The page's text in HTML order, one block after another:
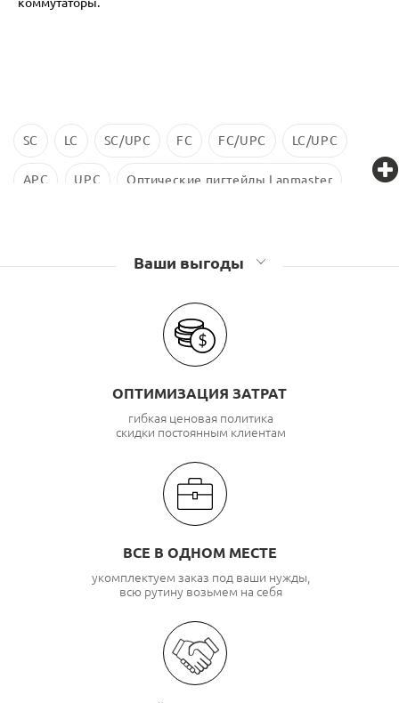
SC LC SC/UPC FC FC/UPC LC/UPC
APC UPC Оптические пигтейлы Lanmaster
Ваши выгоды
ОПТИМИЗАЦИЯ ЗАТРАТ
гибкая ценовая политика
скидки постоянным клиентам
ВСЕ В ОДНОМ МЕСТЕ
укомплектуем заказ под ваши нужды,
всю рутину возьмем на себя